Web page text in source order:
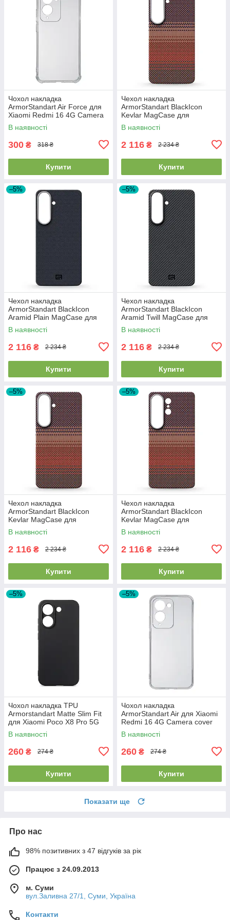
Чохол накладка
ArmorStandart Air Force для
Xiaomi Redmi 16 4G Camera
cover Clear (ARM90951)
В наявності
300 ₴ 318 ₴
Купити
Чехол накладка
ArmorStandart BlackIcon
Kevlar MagCase для
Samsung S26 Sunset
(ARM90156)
В наявності
2 116 ₴ 2 234 ₴
Купити
–5%
Чехол накладка
ArmorStandart BlackIcon
Aramid Plain MagCase для
Samsung S26 Plus Black
(ARM90165)
В наявності
2 116 ₴ 2 234 ₴
Купити
–5%
Чехол накладка
ArmorStandart BlackIcon
Aramid Twill MagCase для
Samsung S26 Plus Black
(ARM90146)
В наявності
2 116 ₴ 2 234 ₴
Купити
–5%
Чехол накладка
ArmorStandart BlackIcon
Kevlar MagCase для
Samsung S26 Plus Sunset
(ARM90157)
В наявності
2 116 ₴ 2 234 ₴
Купити
–5%
Чехол накладка
ArmorStandart BlackIcon
Kevlar MagCase для
Samsung S26 Ultra Sunset
(ARM90158)
В наявності
2 116 ₴ 2 234 ₴
Купити
–5%
Чохол накладка TPU
Armorstandart Matte Slim Fit
для Xiaomi Poco X8 Pro 5G
Camera cover Black
(ARM90712)
В наявності
260 ₴ 274 ₴
Купити
–5%
Чохол накладка
ArmorStandart Air для Xiaomi
Redmi 16 4G Camera cover
Clear (ARM90955)
В наявності
260 ₴ 274 ₴
Купити
Показати ще
Про нас
98% позитивних з 47 відгуків за рік
Працює з 24.09.2013
м. Суми
вул.Заливна 27/1, Суми, Україна
Контакти